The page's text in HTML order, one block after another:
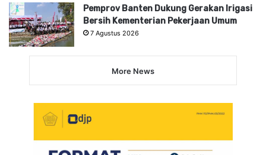
Pemprov Banten Dukung Gerakan Irigasi
Bersih Kementerian Pekerjaan Umum
7 Agustus 2026
More News